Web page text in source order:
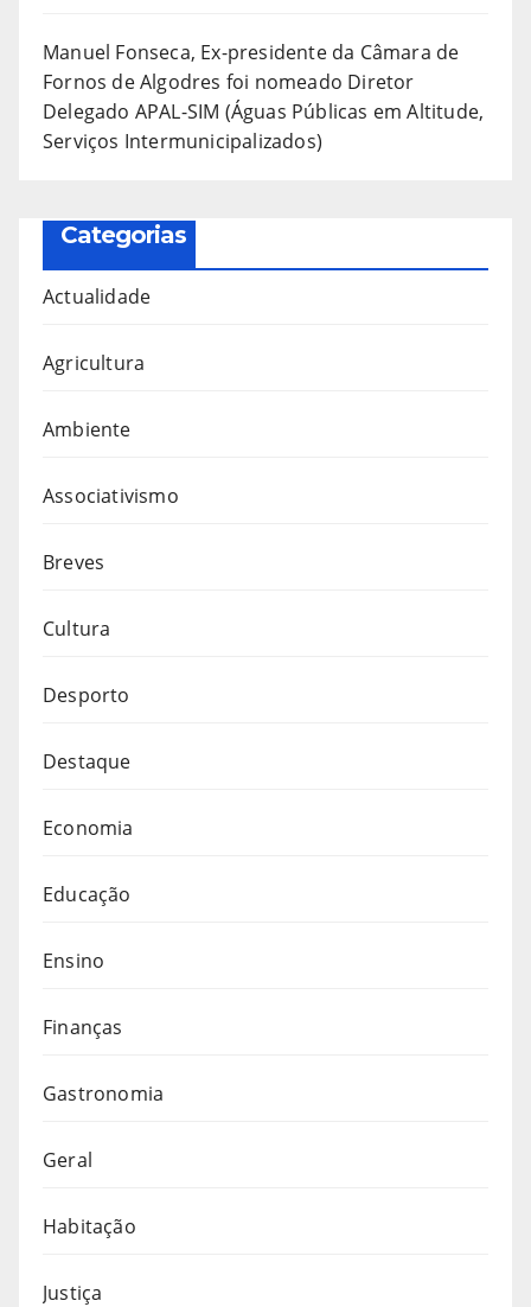
Manuel Fonseca, Ex-presidente da Câmara de
Fornos de Algodres foi nomeado Diretor
Delegado APAL-SIM (Águas Públicas em Altitude,
Serviços Intermunicipalizados)
Categorias
Actualidade
Agricultura
Ambiente
Associativismo
Breves
Cultura
Desporto
Destaque
Economia
Educação
Ensino
Finanças
Gastronomia
Geral
Habitação
Justiça